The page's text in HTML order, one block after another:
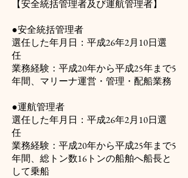
【安全統括管理者及び運航管理者】
●安全統括管理者
選任した年月日：平成26年2月10日選
任
業務経験：平成20年から平成25年まで5
年間、マリーナ運営・管理・配船業務
​●運航管理者
選任した年月日：平成26年2月10日選
任
業務経験：平成20年から平成25年まで5
年間、総トン数16トンの船舶へ船長と
して乗船